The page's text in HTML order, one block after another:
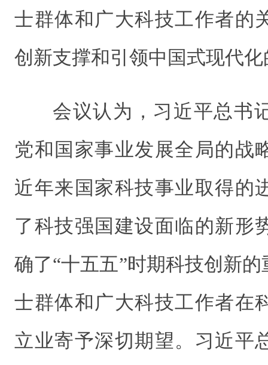
士群体和广大科技工作者的
创新支撑和引领中国式现代
会议认为，习近平总书
党和国家事业发展全局的战
近年来国家科技事业取得的
了科技强国建设面临的新形
确了“十五五”时期科技创新
士群体和广大科技工作者在
立业寄予深切期望。习近平